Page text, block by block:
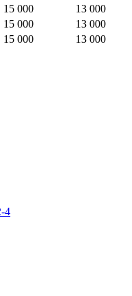
15 000
13 000
15 000
13 000
15 000 13 000